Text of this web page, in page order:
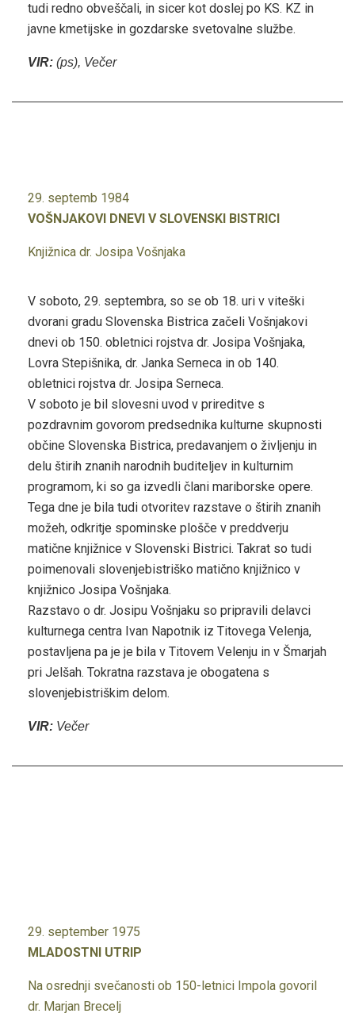
tudi redno obveščali, in sicer kot doslej po KS. KZ in
javne kmetijske in gozdarske svetovalne službe.
VIR: (ps), Večer
29. septemb 1984
VOŠNJAKOVI DNEVI V SLOVENSKI BISTRICI
Knjižnica dr. Josipa Vošnjaka
V soboto, 29. septembra, so se ob 18. uri v viteški
dvorani gradu Slovenska Bistrica začeli Vošnjakovi
dnevi ob 150. obletnici rojstva dr. Josipa Vošnjaka,
Lovra Stepišnika, dr. Janka Serneca in ob 140.
obletnici rojstva dr. Josipa Serneca.
V soboto je bil slovesni uvod v prireditve s
pozdravnim govorom predsednika kulturne skupnosti
občine Slovenska Bistrica, predavanjem o življenju in
delu štirih znanih narodnih buditeljev in kulturnim
programom, ki so ga izvedli člani mariborske opere.
Tega dne je bila tudi otvoritev razstave o štirih znanih
možeh, odkritje spominske plošče v preddverju
matične knjižnice v Slovenski Bistrici. Takrat so tudi
poimenovali slovenjebistriško matično knjižnico v
knjižnico Josipa Vošnjaka.
Razstavo o dr. Josipu Vošnjaku so pripravili delavci
kulturnega centra Ivan Napotnik iz Titovega Velenja,
postavljena pa je je bila v Titovem Velenju in v Šmarjah
pri Jelšah. Tokratna razstava je obogatena s
slovenjebistriškim delom.
VIR: Večer
29. september 1975
MLADOSTNI UTRIP
Na osrednji svečanosti ob 150-letnici Impola govoril
dr. Marjan Brecelj